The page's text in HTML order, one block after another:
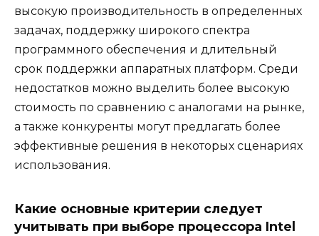
высокую производительность в определенных
задачах, поддержку широкого спектра
программного обеспечения и длительный
срок поддержки аппаратных платформ. Среди
недостатков можно выделить более высокую
стоимость по сравнению с аналогами на рынке,
а также конкуренты могут предлагать более
эффективные решения в некоторых сценариях
использования.
Какие основные критерии следует
учитывать при выборе процессора Intel